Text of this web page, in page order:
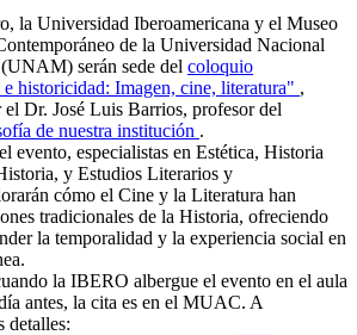
la Universidad Iberoamericana y el Museo
de la Universidad Nacional
serán sede del coloquio
historicidad: Imagen, cine, literatura" ,
Dr. José Luis Barrios, profesor del
de nuestra institución .
evento, especialistas en Estética, Historia
y Estudios Literarios y
cómo el Cine y la Literatura han
tradicionales de la Historia, ofreciendo
la temporalidad y la experiencia social en
la IBERO albergue el evento en el aula
antes, la cita es en el MUAC. A
detalles: